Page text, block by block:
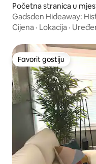
Početna stranica u
Gadsden Hideaway:
Cijena · Lokacija ·
Favorit gostiju
Favorit gostiju